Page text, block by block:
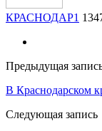
КРАСНОДАР1
Предыдущая
В Краснодарском
Следующая запись